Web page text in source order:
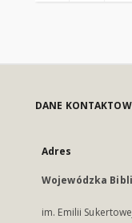
DANE
Adres
Wojewódzka
im. Emilii